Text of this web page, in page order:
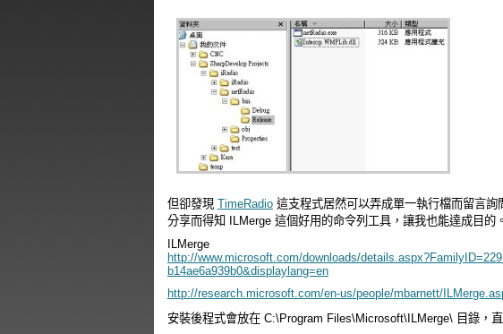
但卻發現 TimeRadio 這支程式居然可以弄成單一執行檔而留言詢
分享而得知 ILMerge 這個好用的命令列工具，讓我也能達成目的。
ILMerge
http://www.microsoft.com/downloads/
b14ae6a939b0&displaylang=en
http://research.microsoft.com/en-us/people/mbarnett/
安裝後程式會放在 C:\Program Files\Microsoft\ILMerge\ 目錄，